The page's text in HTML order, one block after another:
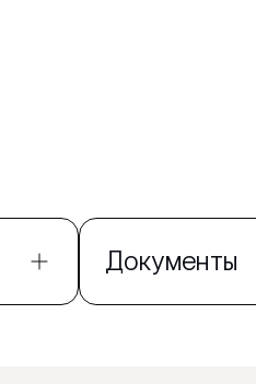
Документы